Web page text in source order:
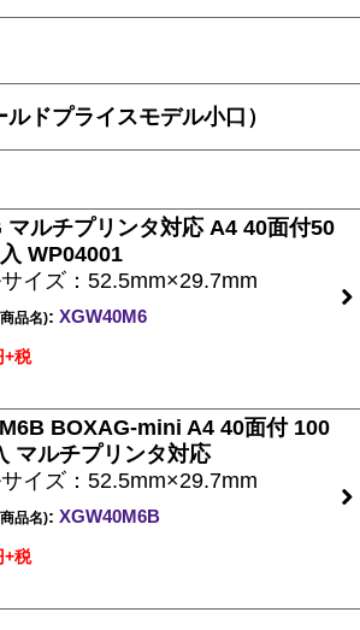
ドプライスモデル小口）
マルチプリンタ対応 A4 40面付50
WP04001
イズ：52.5mm×29.7mm
品名): XGW40M6
+税
BOXAG-mini A4 40面付 100
マルチプリンタ対応
イズ：52.5mm×29.7mm
品名): XGW40M6B
+税